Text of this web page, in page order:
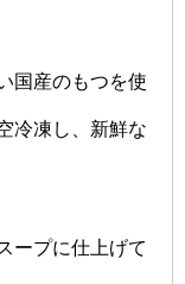
国産のもつを使
冷凍し、新鮮な
ープに仕上げて